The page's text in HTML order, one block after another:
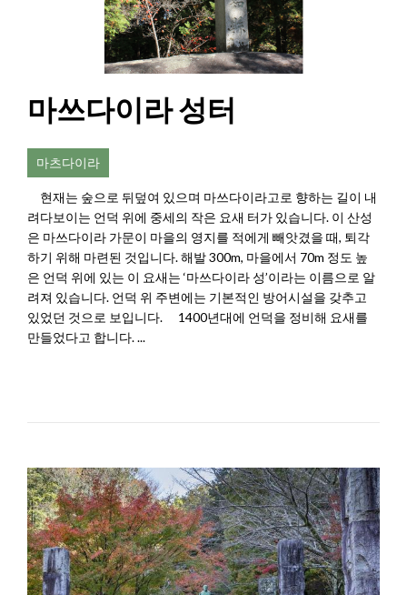
마쓰다이라 성터
마츠다이라
현재는 숲으로 뒤덮여 있으며 마쓰다이라고로 향하는 길이 내
려다보이는 언덕 위에 중세의 작은 요새 터가 있습니다. 이 산성
은 마쓰다이라 가문이 마을의 영지를 적에게 빼앗겼을 때, 퇴각
하기 위해 마련된 것입니다. 해발 300m, 마을에서 70m 정도 높
은 언덕 위에 있는 이 요새는 ‘마쓰다이라 성’이라는 이름으로 알
려져 있습니다. 언덕 위 주변에는 기본적인 방어시설을 갖추고
있었던 것으로 보입니다. 1400년대에 언덕을 정비해 요새를
만들었다고 합니다. ...